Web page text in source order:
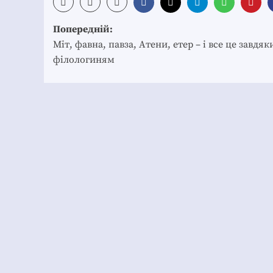
Post
navigation
Попередній:
Міт, фавна, павза, Атени, етер – і все це
філологиням